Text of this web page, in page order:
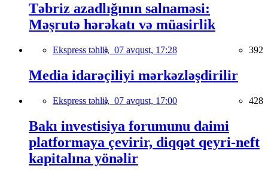
Təbriz azadlığının salnaməsi:
Məşrutə hərəkatı və müasirlik
Ekspress təhlil, 07 avqust, 17:28 392
Media idarəçiliyi mərkəzləşdirilir
Ekspress təhlil, 07 avqust, 17:00 428
Bakı investisiya forumunu daimi
platformaya çevirir, diqqət qeyri-neft
kapitalına yönəlir